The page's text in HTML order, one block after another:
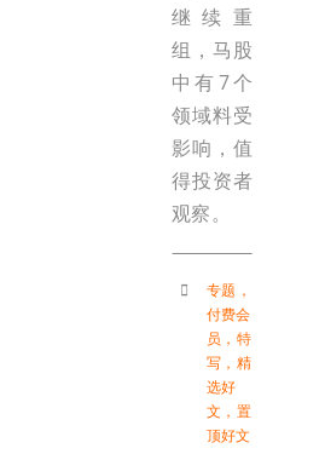
继续重
组，马股
中有7个
领域料受
影响，值
得投资者
观察。
专题 ，
付费会
员 ， 特
写 ， 精
选好
文 ， 置
顶好文